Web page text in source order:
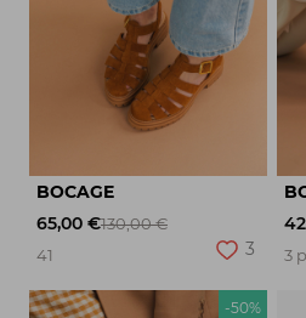
BOCAGE
65,00 €130,00 €
41
3
3
-50%